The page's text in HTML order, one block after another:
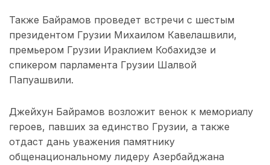
Также Байрамов проведет встречи с шестым
президентом Грузии Михаилом Кавелашвили,
премьером Грузии Ираклием Кобахидзе и
спикером парламента Грузии Шалвой
Папуашвили.
Джейхун Байрамов возложит венок к мемориалу
героев, павших за единство Грузии, а также
отдаст дань уважения памятнику
общенациональному лидеру Азербайджана